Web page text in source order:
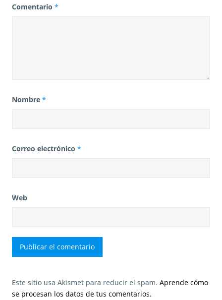
Comentario *
Nombre *
Correo electrónico *
Web
Este sitio usa Akismet para reducir el spam. Aprende cómo
se procesan los datos de tus comentarios.